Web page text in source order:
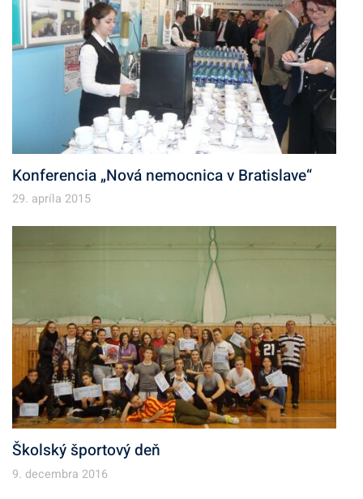
Konferencia „Nová nemocnica v Bratislave“
29. apríla 2015
Školský športový deň
9. decembra 2016